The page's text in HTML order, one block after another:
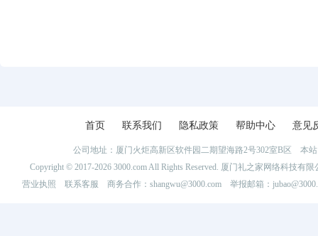
首页 联系我们 隐私政策 帮助中心 意见
公司地址：厦门火炬高新区软件园二期望海路2号302室B区 本
Copyright © 2017-2026 3000.com All Rights Reserved. 厦门礼之家网络科技
营业执照
联系客服 商务合作：shangwu@3000.com 举报邮箱：